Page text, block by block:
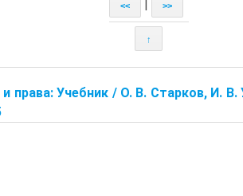
<< >>
↑
и права: Учебник / О. В. Старков, И.